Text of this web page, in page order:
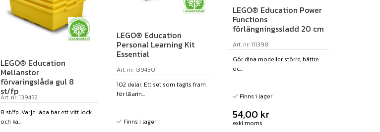
LEGO® Education
Mellanstor
förvaringslåda gul 8
st/fp
Art. nr: 139432
8 st/fp. Varje låda har ett vitt lock
och ka...
LEGO® Education
Personal Learning Kit
Essential
Art. nr: 139430
102 delar. Ett set som tagits fram
för l&arin...
Finns i lager
LEGO® Education Power
Functions
förlängningssladd 20 cm
Art. nr: 111398
Gör dina modeller större, bättre
oc...
Finns i lager
54,00 kr
exkl moms